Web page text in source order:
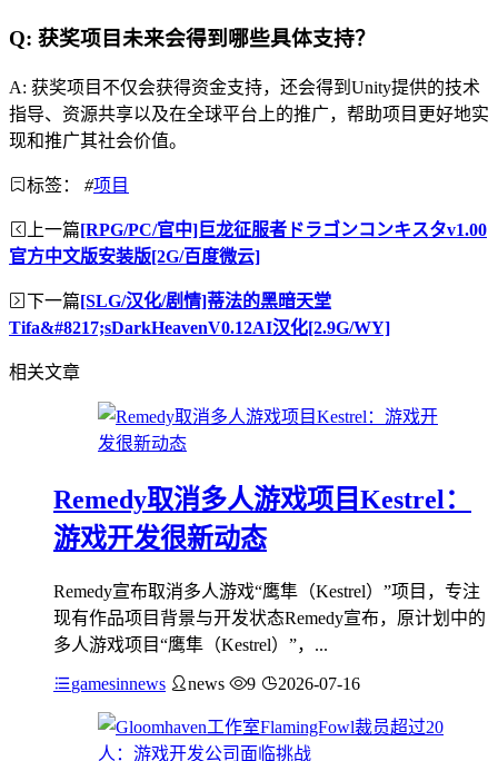
Q: 获奖项目未来会得到哪些具体支持？
A: 获奖项目不仅会获得资金支持，还会得到Unity提供的技术
指导、资源共享以及在全球平台上的推广，帮助项目更好地实
现和推广其社会价值。
标签： #项目
上一篇[RPG/PC/官中]巨龙征服者ドラゴンコンキスタv1.00
官方中文版安装版[2G/百度微云]
下一篇[SLG/汉化/剧情]蒂法的黑暗天堂
Tifa&#8217;sDarkHeavenV0.12AI汉化[2.9G/WY]
相关文章
Remedy取消多人游戏项目Kestrel：
游戏开发很新动态
Remedy宣布取消多人游戏“鹰隼（Kestrel）”项目，专注
现有作品项目背景与开发状态Remedy宣布，原计划中的
多人游戏项目“鹰隼（Kestrel）”，...
gamesinnews news 9 2026-07-16